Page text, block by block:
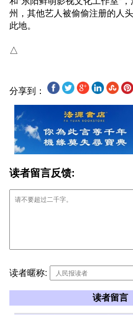
州，其他艺人被偷偷注册的人
此地。
分享到：
读者留言反馈:
读者暱称:
读者留言